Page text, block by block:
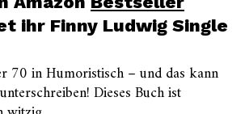
ihr Finny Ludwig Single
70 in Humoristisch – und das kann
Dieses Buch ist